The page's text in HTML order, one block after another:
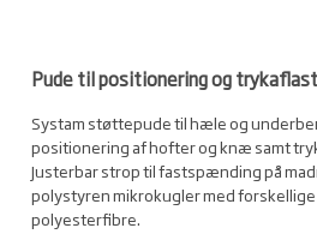
Pude til positionering og
Systam støttepude til hæle og
positionering af hofter og knæ samt
Justerbar strop til fastspænding på
polystyren mikrokugler med
polyesterfibre.